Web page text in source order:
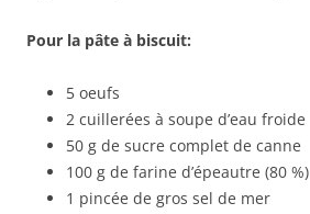
Pour la pâte à biscuit:
5 oeufs
2 cuillerées à soupe d’eau froide
50 g de sucre complet de canne
100 g de farine d’épeautre (80 %)
1 pincée de gros sel de mer